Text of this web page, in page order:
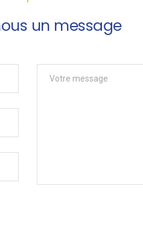
un message